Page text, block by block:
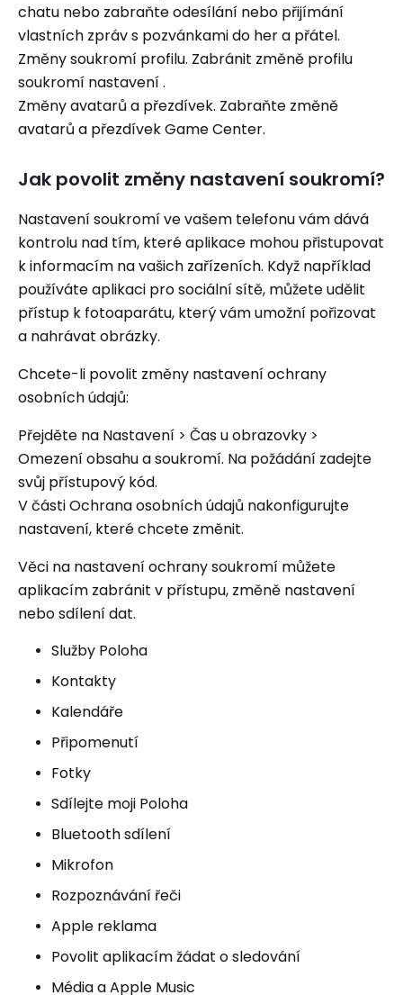
chatu nebo zabraňte odesílání nebo přijímání
vlastních zpráv s pozvánkami do her a přátel.
Změny soukromí profilu. Zabránit změně profilu
soukromí nastavení .
Změny avatarů a přezdívek. Zabraňte změně
avatarů a přezdívek Game Center.
Jak povolit změny nastavení soukromí?
Nastavení soukromí ve vašem telefonu vám dává
kontrolu nad tím, které aplikace mohou přistupovat
k informacím na vašich zařízeních. Když například
používáte aplikaci pro sociální sítě, můžete udělit
přístup k fotoaparátu, který vám umožní pořizovat
a nahrávat obrázky.
Chcete-li povolit změny nastavení ochrany
osobních údajů:
Přejděte na Nastavení > Čas u obrazovky >
Omezení obsahu a soukromí. Na požádání zadejte
svůj přístupový kód.
V části Ochrana osobních údajů nakonfigurujte
nastavení, které chcete změnit.
Věci na nastavení ochrany soukromí můžete
aplikacím zabránit v přístupu, změně nastavení
nebo sdílení dat.
Služby Poloha
Kontakty
Kalendáře
Připomenutí
Fotky
Sdílejte moji Poloha
Bluetooth sdílení
Mikrofon
Rozpoznávání řeči
Apple reklama
Povolit aplikacím žádat o sledování
Média a Apple Music